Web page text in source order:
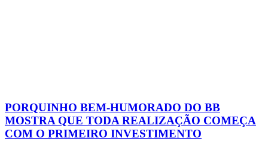
PORQUINHO BEM-HUMORADO DO BB
MOSTRA QUE TODA REALIZAÇÃO COMEÇA
COM O PRIMEIRO INVESTIMENTO